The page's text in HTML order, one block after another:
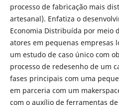
processo de fabricação mais
artesanal). Enfatiza o
Economia Distribuída por meio
atores em pequenas empresas
um estudo de caso único com
processo de redesenho de um
fases principais com uma
em parceria com um
com o auxílio de ferramentas